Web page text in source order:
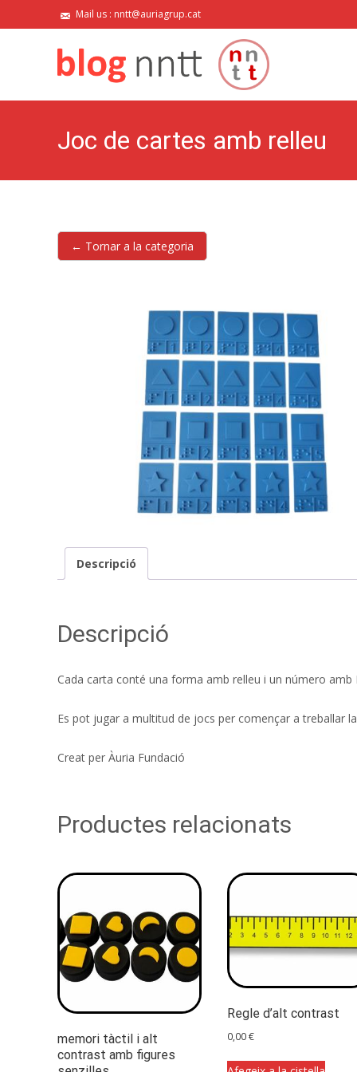
Mail us : nntt@auriagrup.cat
Joc de cartes amb relleu
← Tornar a la categoria
Descripció
Descripció
Cada carta conté una forma amb relleu i un número amb
Es pot jugar a multitud de jocs per començar a treballar
Creat per Àuria Fundació
Productes relacionats
memori tàctil i alt
contrast amb figures
Regle d’alt contrast
0,00€